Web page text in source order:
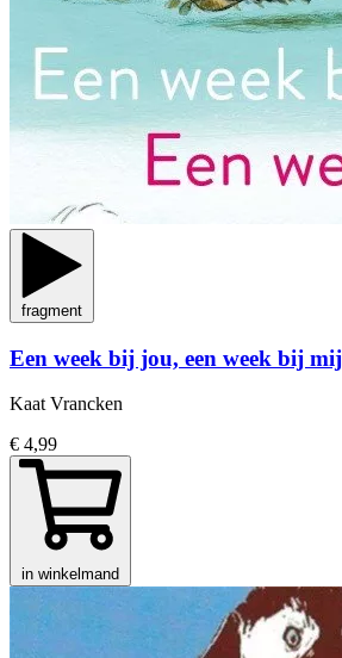
fragment
Een week bij jou, een week bij mij
Kaat Vrancken
€ 4,99
in winkelmand